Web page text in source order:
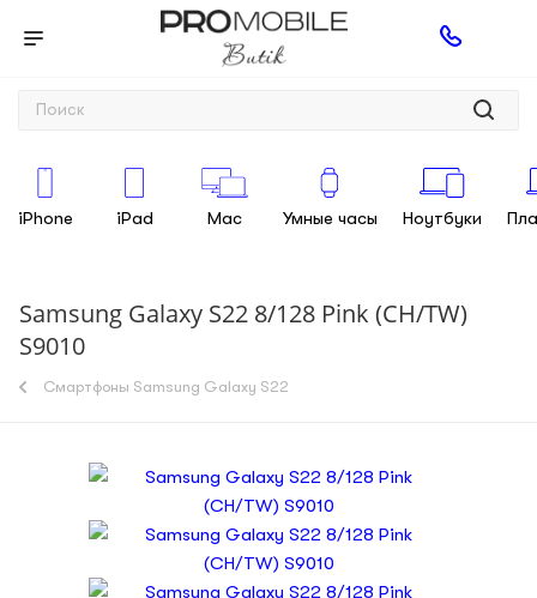
iPhone iPad Mac Умные часы Ноутбуки
Samsung Galaxy S22 8/128 Pink (CH/TW)
S9010
Смартфоны Samsung Galaxy S22